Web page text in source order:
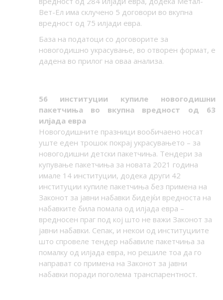
Вет-Ел има склучено 5 договори во вкупна
вредност од 75 илјади евра.
База на податоци со договорите за
новогодишно украсување, во отворен формат, е
дадена во прилог на оваа анализа.
56 институции купиле новогодишни
пакетчиња во вкупна вредност од 63
илјада евра
Новогодишните празници вообичаено носат
уште еден трошок покрај украсувањето – за
новогодишни детски пакетчиња. Тендери за
купување пакетчиња за новата 2021 година
имале 14 институции, додека други 42
институции купиле пакетчиња без примена на
Законот за јавни набавки бидејќи вредноста на
набавките била помала од илјада евра –
вредносен праг под кој што не важи Законот за
јавни набавки. Сепак, и некои од институциите
што спровеле тендер набавиле пакетчиња за
помалку од илјада евра, но решиле тоа да го
направат со примена на Законот за јавни
набавки поради поголема транспарентност.